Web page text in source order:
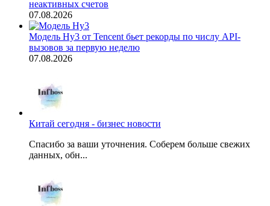
неактивных счетов
07.08.2026
Модель Hy3 от Tencent бьет рекорды по числу API-
вызовов за первую неделю
07.08.2026
Китай сегодня - бизнес новости
Спасибо за ваши уточнения. Соберем больше свежих
данных, обн...